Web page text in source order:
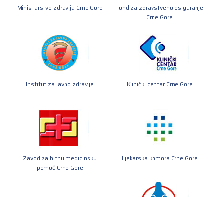
Ministarstvo zdravlja Crne Gore
Fond za zdravstveno osiguranje
Crne Gore
Institut za javno zdravlje Klinički centar Crne Gore
Zavod za hitnu medicinsku
pomoć Crne Gore
Ljekarska komora Crne Gore